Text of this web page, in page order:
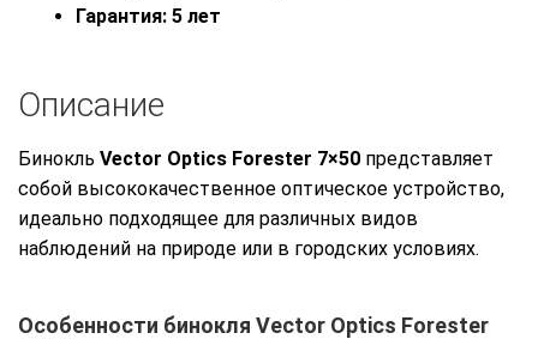
Гарантия: 5 лет
Описание
Бинокль Vector Optics Forester 7×50 представляет
собой высококачественное оптическое устройство,
идеально подходящее для различных видов
наблюдений на природе или в городских условиях.
Особенности бинокля Vector Optics Forester